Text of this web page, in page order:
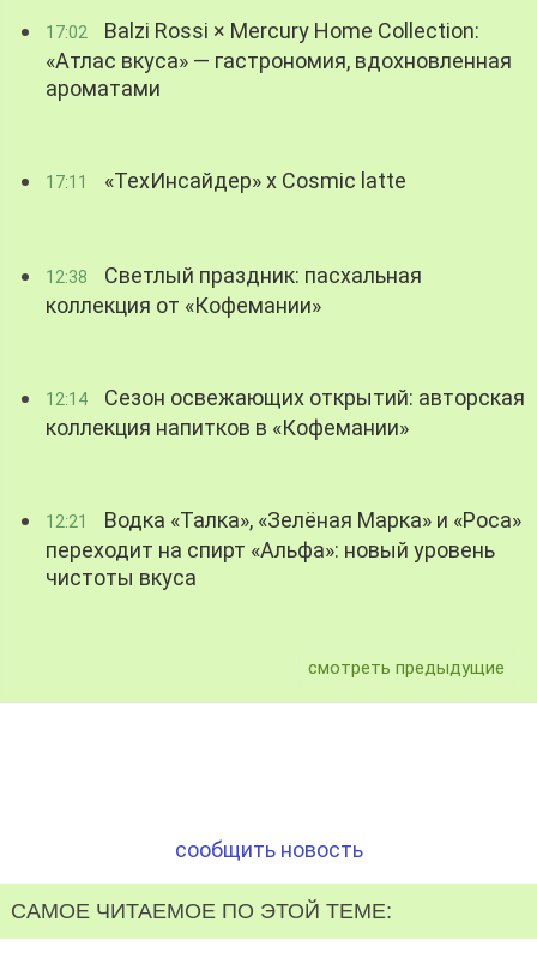
17:02
Balzi Rossi × Mercury Home Collection:
«Атлас вкуса» — гастрономия, вдохновленная
ароматами
17:11 «ТехИнсайдер» х Cosmic latte
12:38
Светлый праздник: пасхальная
коллекция от «Кофемании»
12:14
Сезон освежающих открытий: авторская
коллекция напитков в «Кофемании»
12:21
Водка «Талка», «Зелёная Марка» и «Роса»
переходит на спирт «Альфа»: новый уровень
чистоты вкуса
смотреть предыдущие
сообщить новость
САМОЕ ЧИТАЕМОЕ ПО ЭТОЙ ТЕМЕ: